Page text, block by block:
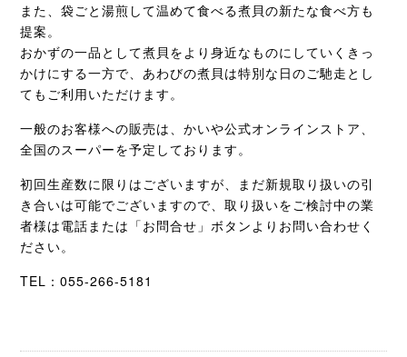
また、袋ごと湯煎して温めて食べる煮貝の新たな食べ方も
提案。
おかずの一品として煮貝をより身近なものにしていくきっ
かけにする一方で、あわびの煮貝は特別な日のご馳走とし
てもご利用いただけます。
一般のお客様への販売は、かいや公式オンラインストア、
全国のスーパーを予定しております。
初回生産数に限りはございますが、まだ新規取り扱いの引
き合いは可能でございますので、取り扱いをご検討中の業
者様は電話または「お問合せ」ボタンよりお問い合わせく
ださい。
TEL：055-266-5181